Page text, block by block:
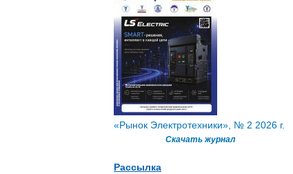
«Рынок Электротехники», № 2 2026 г.
Скачать журнал
Рассылка